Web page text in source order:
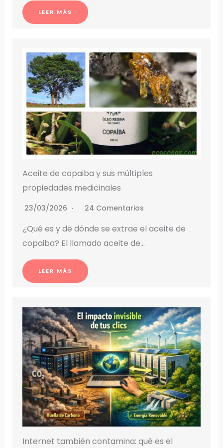
LEER MÁS
Aceite de copaiba y sus múltiples
propiedades medicinales
23/03/2026 24 Comentarios
¿Qué es y de dónde se extrae el aceite de
copaiba? El llamado aceite de…
LEER MÁS
Internet también contamina: qué es el